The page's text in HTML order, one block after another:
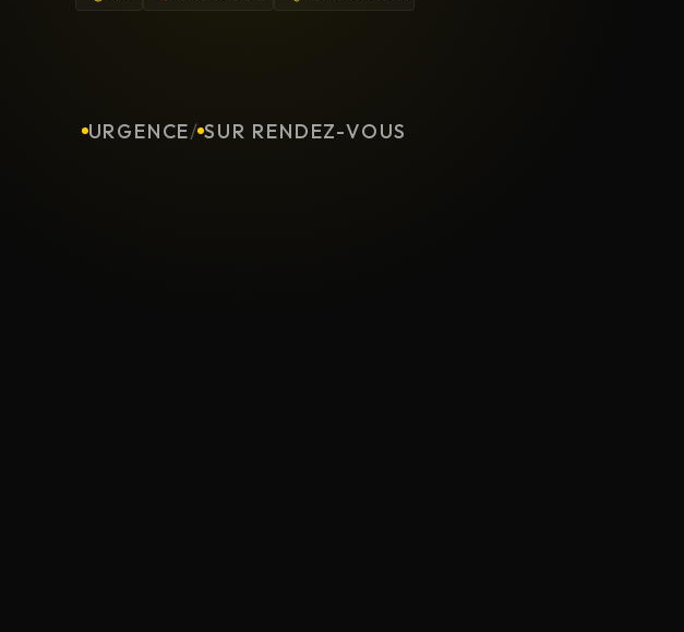
URGENCE/ SUR RENDEZ-VOUS